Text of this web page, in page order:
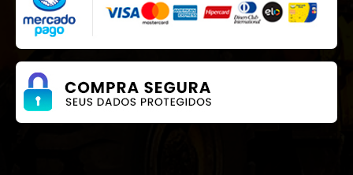
Reservatório
Rodantes
Solenoides
TIRA DE BRONZE
Transmissão